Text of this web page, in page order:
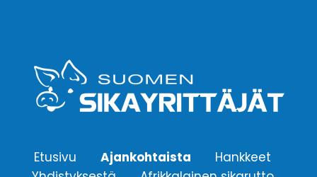
Etusivu Ajankohtaista
Hankkeet